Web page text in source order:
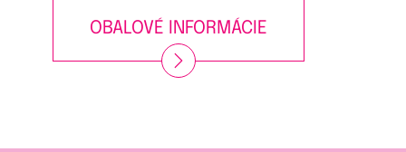
OBALOVÉ INFORMÁCIE